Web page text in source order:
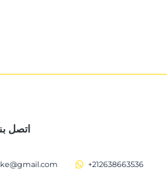
اتصل
+212638663536